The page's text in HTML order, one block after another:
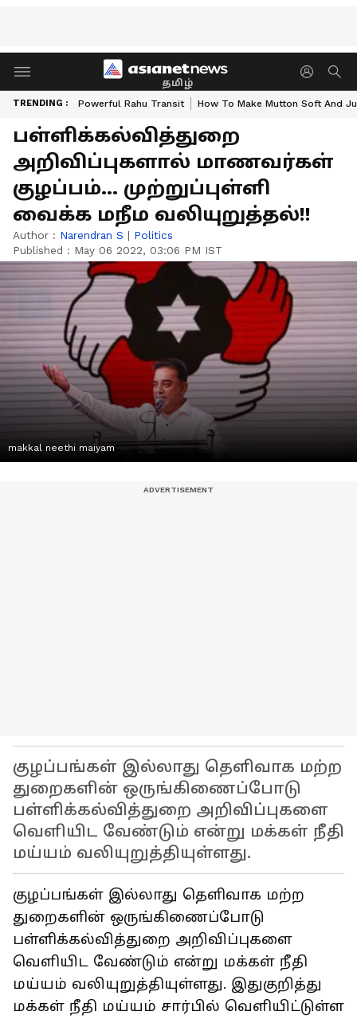
தமிழ்
TRENDING : Powerful Rahu Transit How To Make Mutton Soft And
பள்ளிக்கல்வித்துறை
அறிவிப்புகளால் மாணவர்கள்
குழப்பம்... முற்றுப்புள்ளி
வைக்க மநீம வலியுறுத்தல்!!
Author : Narendran S | Politics
Published : May 06 2022, 03:06 PM IST
makkal neethi maiyam
குழப்பங்கள் இல்லாது தெளிவாக மற்ற
துறைகளின் ஒருங்கிணைப்போடு
பள்ளிக்கல்வித்துறை அறிவிப்புகளை
வெளியிட வேண்டும் என்று மக்கள் நீதி
மய்யம் வலியுறுத்தியுள்ளது.
குழப்பங்கள் இல்லாது தெளிவாக மற்ற
துறைகளின் ஒருங்கிணைப்போடு
பள்ளிக்கல்வித்துறை அறிவிப்புகளை
வெளியிட வேண்டும் என்று மக்கள் நீதி
மய்யம் வலியுறுத்தியுள்ளது. இதுகுறித்து
மக்கள் நீதி மய்யம் சார்பில் வெளியிட்டுள்ள